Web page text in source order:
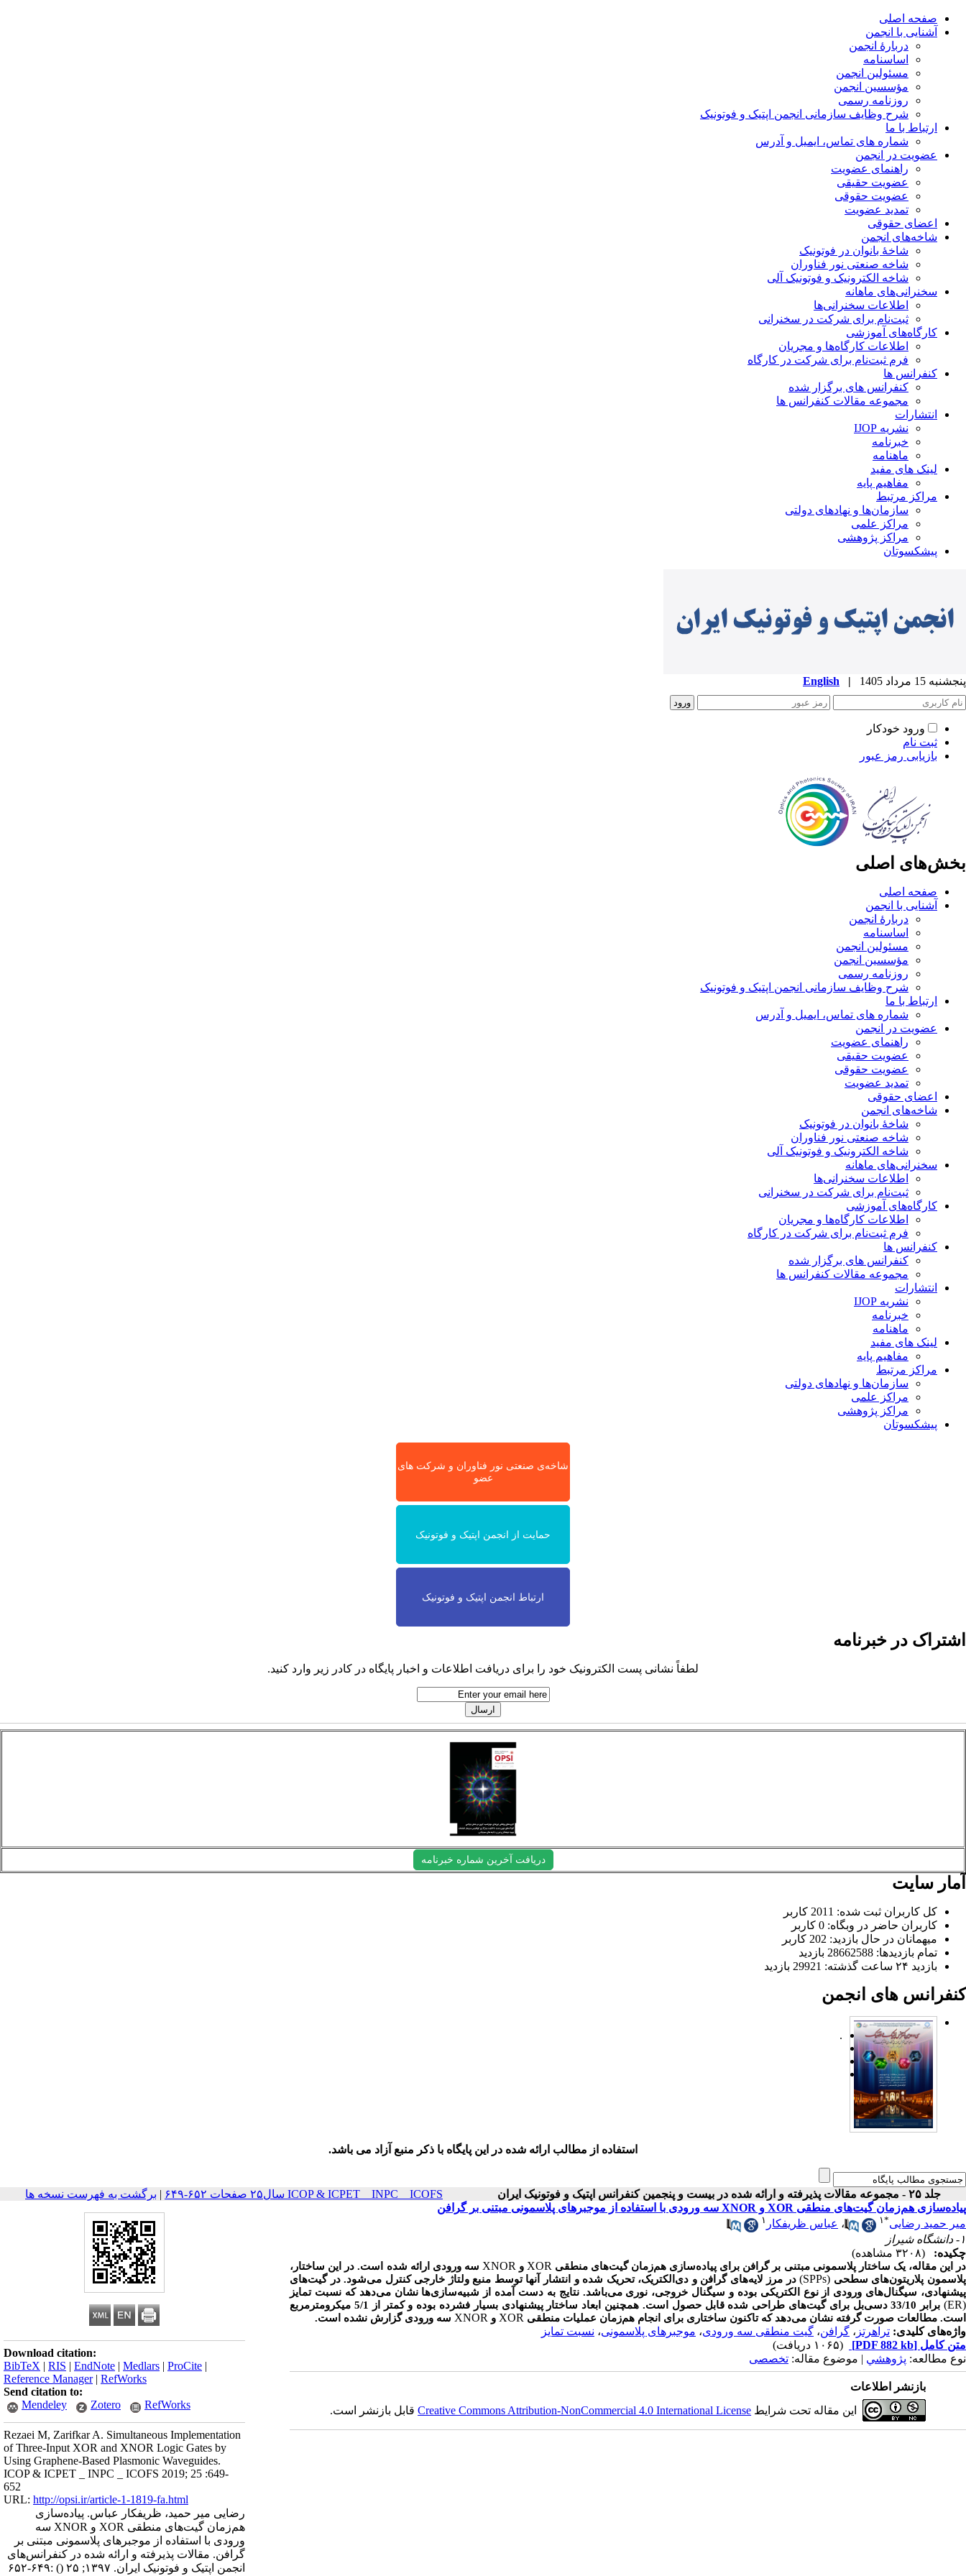
صفحه اصلی
آشنایی با انجمن
دربارۀ انجمن
اساسنامه
مسئولین انجمن
مؤسسین انجمن
روزنامه رسمی
شرح وظایف سازمانی انجمن اپتیک و فوتونیک
ارتباط با ما
شماره های تماس، ایمیل و آدرس
عضویت در انجمن
راهنمای عضویت
عضویت حقیقی
عضویت حقوقی
تمدید عضویت
اعضای حقوقی
شاخه‌های انجمن
شاخۀ بانوان در فوتونیک
شاخه صنعتی نور فناوران
شاخه‌ الکترونیک و فوتونیک آلی
سخنرانی‌های ماهانه
اطلاعات سخنرانی‌‌ها
ثبت‌نام برای شرکت در سخنرانی
کارگاه‌های آموزشی
اطلاعات کارگاه‌ها و مجریان
فرم ثبت‌نام برای شرکت در کارگاه
کنفرانس ها
کنفرانس های برگزار شده
مجموعه مقالات کنفرانس ها
انتشارات
نشریه IJOP
خبرنامه
ماهنامه
لینک های مفید
مفاهیم پایه
مراکز مرتبط
سازمان‌ها و نهادهای دولتی
مراکز علمی
مراکز پژوهشی
پیشکسوتان
پنجشنبه 15 مرداد 1405 |
English
ورود خودکار
ثبت نام
بازیابی رمز عبور
بخش‌های اصلی
صفحه اصلی
آشنایی با انجمن
دربارۀ انجمن
اساسنامه
مسئولین انجمن
مؤسسین انجمن
روزنامه رسمی
شرح وظایف سازمانی انجمن اپتیک و فوتونیک
ارتباط با ما
شماره های تماس، ایمیل و آدرس
عضویت در انجمن
راهنمای عضویت
عضویت حقیقی
عضویت حقوقی
تمدید عضویت
اعضای حقوقی
شاخه‌های انجمن
شاخۀ بانوان در فوتونیک
شاخه صنعتی نور فناوران
شاخه‌ الکترونیک و فوتونیک آلی
سخنرانی‌های ماهانه
اطلاعات سخنرانی‌‌ها
ثبت‌نام برای شرکت در سخنرانی
کارگاه‌های آموزشی
اطلاعات کارگاه‌ها و مجریان
فرم ثبت‌نام برای شرکت در کارگاه
کنفرانس ها
کنفرانس های برگزار شده
مجموعه مقالات کنفرانس ها
انتشارات
نشریه IJOP
خبرنامه
ماهنامه
لینک های مفید
مفاهیم پایه
مراکز مرتبط
سازمان‌ها و نهادهای دولتی
مراکز علمی
مراکز پژوهشی
پیشکسوتان
شاخه‌ی صنعتی نور فناوران و شرکت های
عضو
حمایت از انجمن اپتیک و فوتونیک
ارتباط انجمن اپتیک و فوتونیک
اشتراک در خبرنامه
لطفاً نشانی پست الکترونیک خود را برای دریافت اطلاعات و اخبار پایگاه در کادر زیر وارد کنید.
دریافت آخرین شماره خبرنامه
آمار سایت
کل کاربران ثبت شده: 2011 کاربر
کاربران حاضر در وبگاه: 0 کاربر
میهمانان در حال بازدید: 202 کاربر
تمام بازدید‌ها: 28662588 بازدید
بازدید ۲۴ ساعت گذشته: 29921 بازدید
کنفرانس های انجمن
.
استفاده از مطالب ارائه شده در این پایگاه با ذکر منبع آزاد می باشد.
جلد ۲۵ - مجموعه مقالات پذیرفته و ارائه شده در بیست و پنجمین کنفرانس اپتیک و فوتونیک ایران ICOP & ICPET _ INPC _ ICOFS سال۲۵ صفحات ۶۵۲-۶۴۹ | برگشت به فهرست نسخه ها
Download citation:
BibTeX | RIS | EndNote | Medlars | ProCite |
Reference Manager| RefWorks
Send citation to:
Mendeley
Zotero RefWorks
Rezaei M, Zarifkar A. Simultaneous Implementation
of Three-Input XOR and XNOR Logic Gates by
Using Graphene-Based Plasmonic Waveguides.
ICOP & ICPET _ INPC _ ICOFS 2019; 25 :649-
652
URL: http://opsi.ir/article-1-1819-fa.html
رضایی میر حمید، ظریفکار عباس. پیاده‌سازی
هم‌زمان گیت‌های منطقی XOR و XNOR سه
ورودی با استفاده از موجبرهای پلاسمونی مبتنی بر
گرافن. مقالات پذیرفته و ارائه شده در کنفرانس‌های
انجمن اپتیک و فوتونیک ایران. ۱۳۹۷; ۲۵
() :۶۴۹-۶۵۲
پیاده‌سازی هم‌زمان گیت‌های منطقی XOR و XNOR سه ورودی با استفاده از موجبرهای پلاسمونی مبتنی بر گرافن
میر حمید رضایی*۱ ، عباس ظریفکار ۱
۱- دانشگاه شیراز
چکیده:
(۳۲۰۸ مشاهده)
در این مقاله، یک ساختار پلاسمونی مبتنی بر گرافن برای پیاده‌سازی هم‌زمان گیت‌های منطقی XOR و XNOR سه ورودی ارائه شده است. در این ساختار،
پلاسمون پلاریتون‌های سطحی (SPPs)در مرز لایه‌ها‌ی گرافن و دی‌الکتریک، تحریک شده و انتشار آنها توسط منبع ولتاژ خارجی کنترل می‌شود. در گیت‌های
پیشنهادی، سیگنال‌های ورودی از نوع الکتریکی بوده و سیگنال خروجی، نوری می‌باشد. نتایج به دست آمده از شبیه‌سازی‌ها نشان می‌دهد که نسبت تمایز
(ER)
برابر 33/10 دسی‌بل برای گیت‌های طراحی شده قابل حصول است. همچنین ابعاد ساختار پیشنهادی بسیار فشرده بوده و کمتر از 5/1 میکرومترمربع
است. مطالعات صورت گرفته نشان می‌دهد که تاکنون ساختاری برای انجام هم‌زمان عملیات منطقی XOR و XNOR سه ورودی گزارش نشده است.
واژه‌های کلیدی: تراهرتز ، گرافن، گیت منطقی سه ورودی، موجبرهای پلاسمونی، نسبت تمایز
متن کامل [PDF 882 kb]
(۱۰۶۵ دریافت)
نوع مطالعه: پژوهشي | موضوع مقاله: تخصصی
بازنشر اطلاعات
این مقاله تحت شرایط Creative Commons Attribution-NonCommercial 4.0 International Licenseقابل بازنشر است.